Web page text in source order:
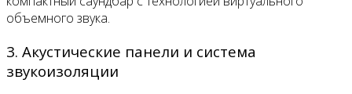
объемного звука.
3. Акустические панели и система
звукоизоляции